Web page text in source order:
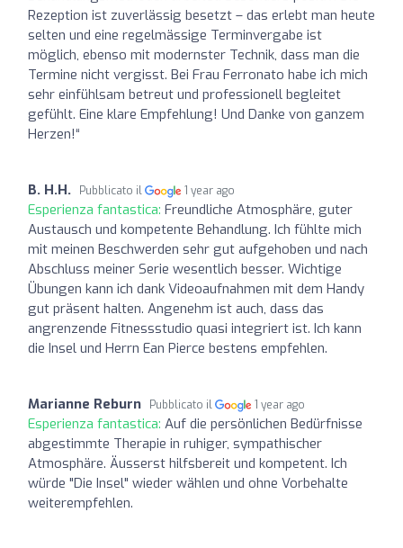
Rezeption ist zuverlässig besetzt – das erlebt man heute
selten und eine regelmässige Terminvergabe ist
möglich, ebenso mit modernster Technik, dass man die
Termine nicht vergisst. Bei Frau Ferronato habe ich mich
sehr einfühlsam betreut und professionell begleitet
gefühlt. Eine klare Empfehlung! Und Danke von ganzem
Herzen!“
B. H.H. Pubblicato il 1 year ago
Esperienza fantastica: Freundliche Atmosphäre, guter
Austausch und kompetente Behandlung. Ich fühlte mich
mit meinen Beschwerden sehr gut aufgehoben und nach
Abschluss meiner Serie wesentlich besser. Wichtige
Übungen kann ich dank Videoaufnahmen mit dem Handy
gut präsent halten. Angenehm ist auch, dass das
angrenzende Fitnessstudio quasi integriert ist. Ich kann
die Insel und Herrn Ean Pierce bestens empfehlen.
Marianne Reburn Pubblicato il 1 year ago
Esperienza fantastica: Auf die persönlichen Bedürfnisse
abgestimmte Therapie in ruhiger, sympathischer
Atmosphäre. Äusserst hilfsbereit und kompetent. Ich
würde "Die Insel" wieder wählen und ohne Vorbehalte
weiterempfehlen.